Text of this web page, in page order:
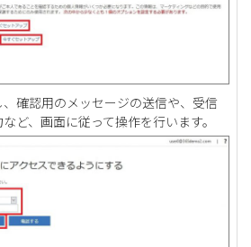
確認用のメッセージの送信や、受信
ど、画面に従って操作を行います。